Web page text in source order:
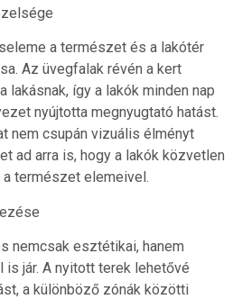
a természet és a lakótér
Az üvegfalak révén a kert
így a lakók minden nap
nyújtotta megnyugtató hatást.
nem csupán vizuális élményt
ad arra is, hogy a lakók közvetlen
természet elemeivel.
nemcsak esztétikai, hanem
jár. A nyitott terek lehetővé
a különböző zónák közötti